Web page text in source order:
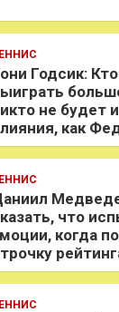
Годсик:
не будет
как
что
когда